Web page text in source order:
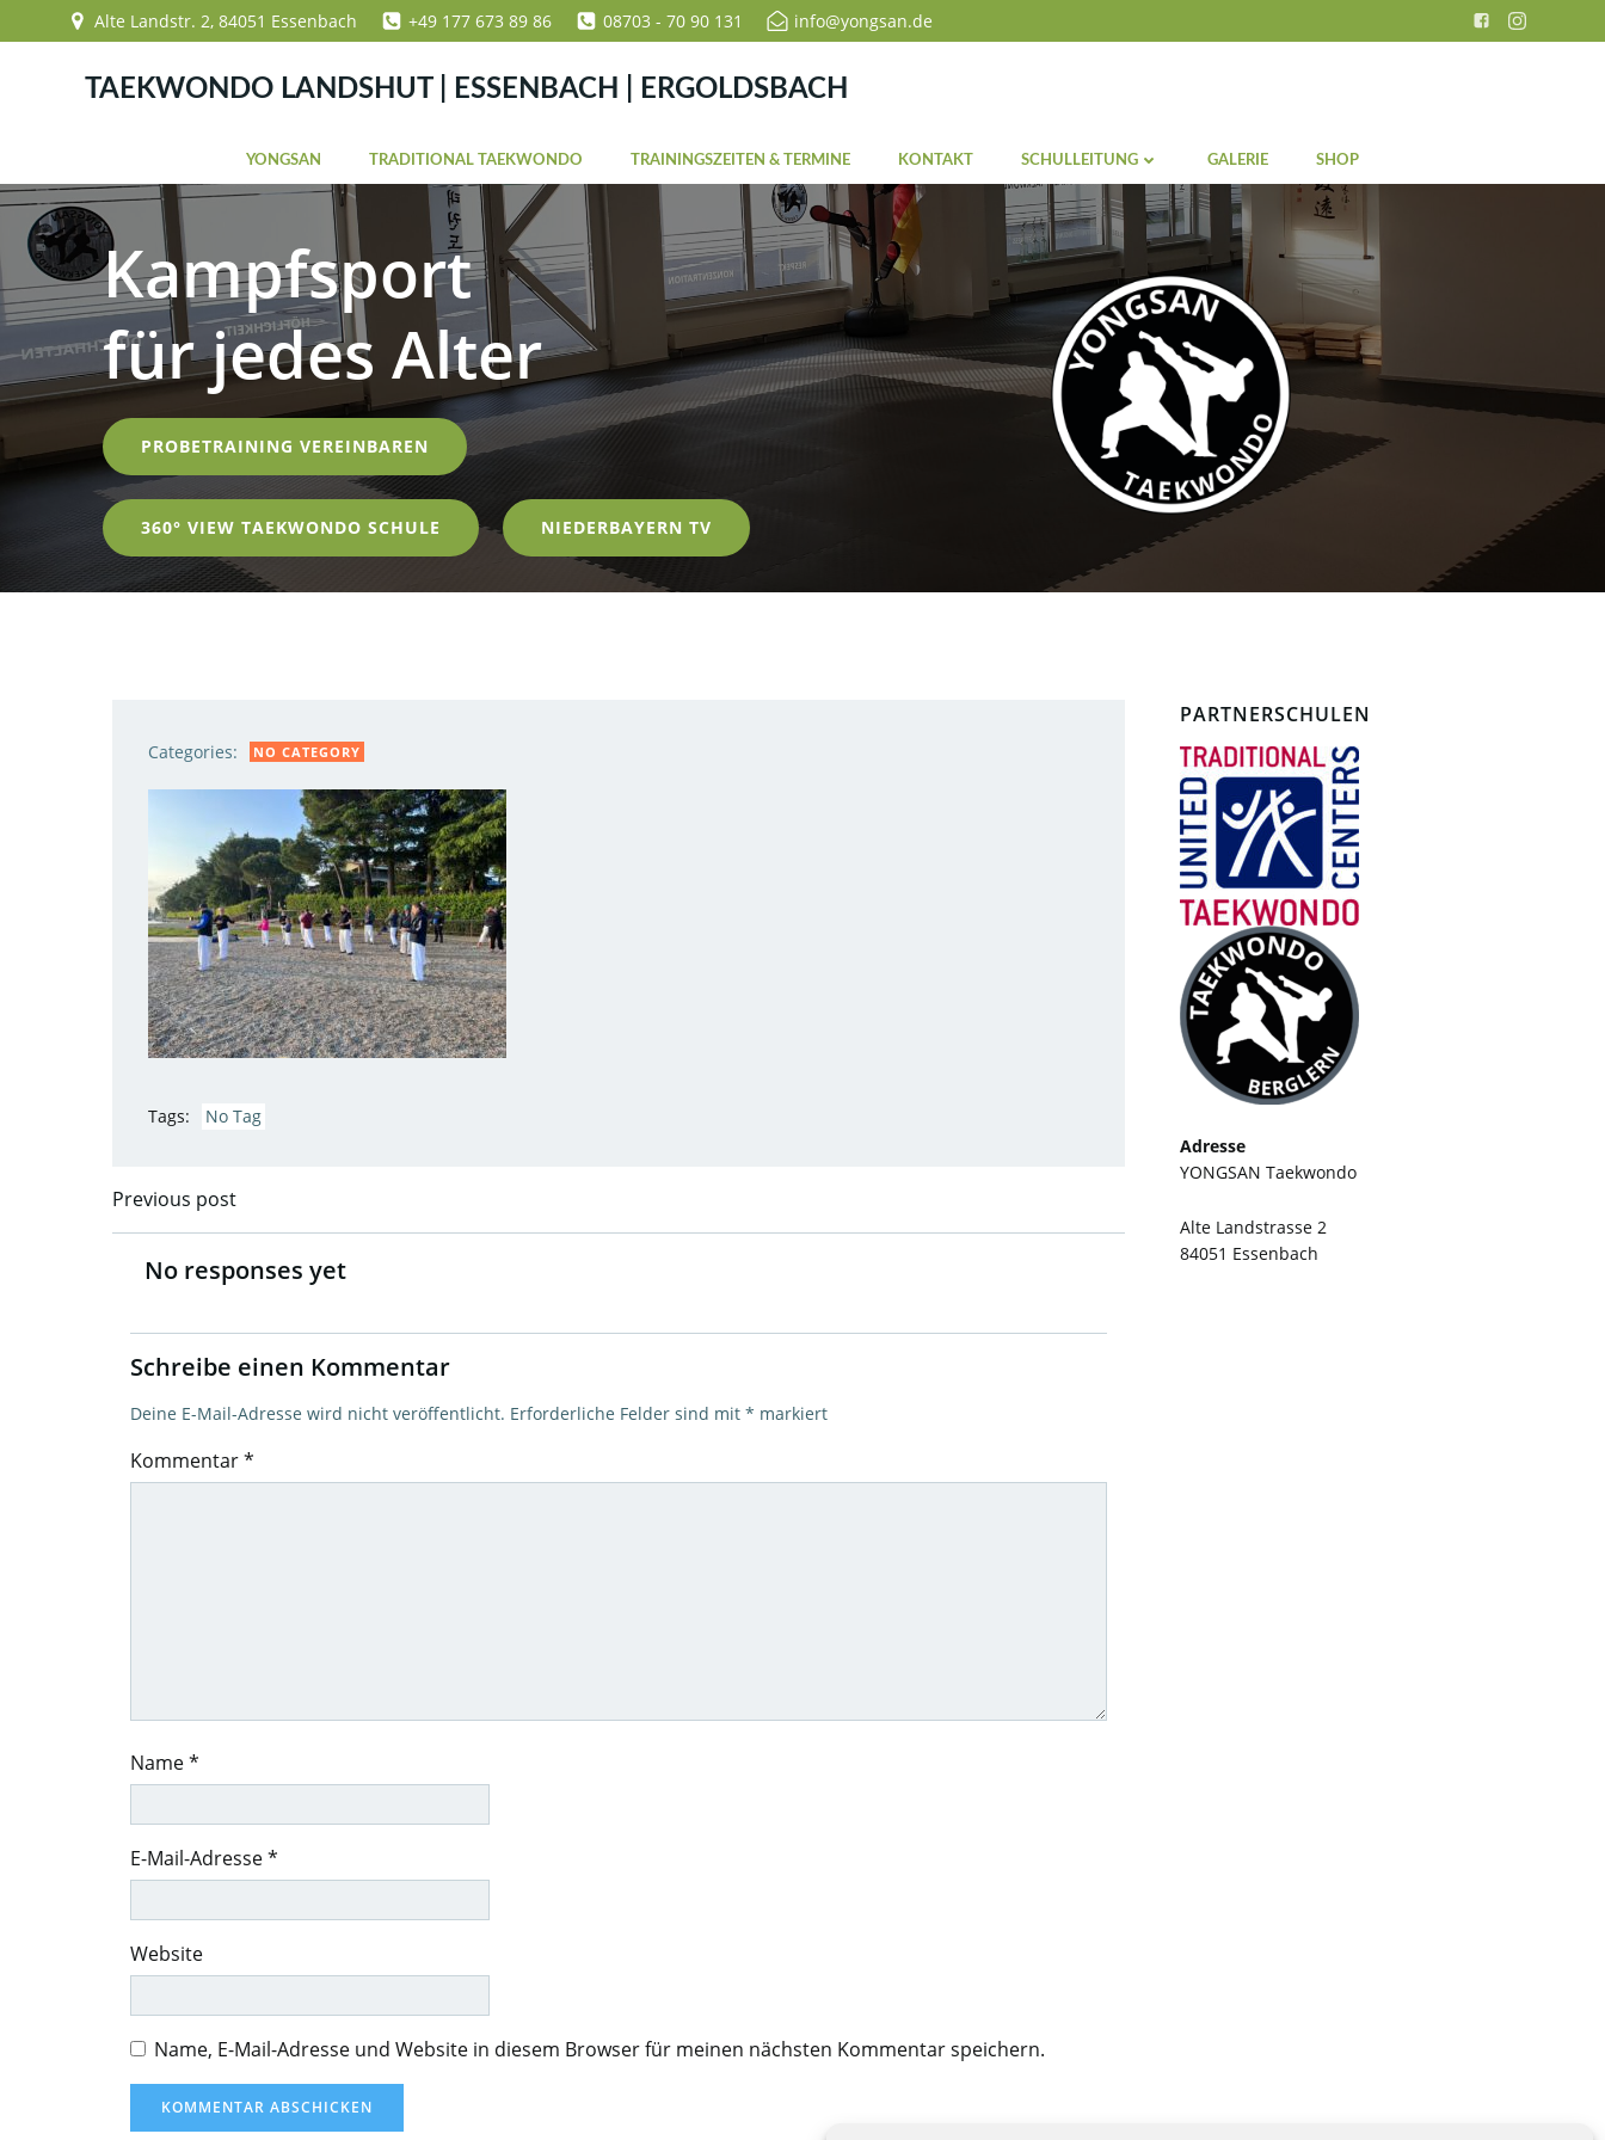
Inhalt
Alte Landstr. 2, 84051 Essenbach +49 177 673 89 86 08703 - 70 90 131 info@yongsan.de
TAEKWONDO LANDSHUT | ESSENBACH | ERGOLDSBACH
YONGSAN TRADITIONAL TAEKWONDO TRAININGSZEITEN & TERMINE KONTAKT SCHULLEITUNG GALERIE SHOP
Kampfsport
für jedes Alter
PROBETRAINING VEREINBAREN
360° VIEW TAEKWONDO SCHULE NIEDERBAYERN TV
Categories: NO CATEGORY
Tags: No Tag
Post
navigation
Previous post
No responses yet
Schreibe einen Kommentar
Deine E-Mail-Adresse wird nicht veröffentlicht. Erforderliche Felder sind mit * markiert
Kommentar*
Name*
E-Mail-Adresse*
Website
Name, E-Mail-Adresse und Website in diesem Browser für meinen nächsten Kommentar speichern.
PARTNERSCHULEN
Adresse
YONGSAN Taekwondo
Alte Landstrasse 2
84051 Essenbach